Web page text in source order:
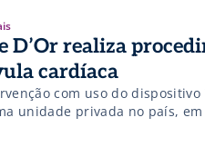
D’Or realiza
cardíaca
com uso do
unidade privada no país,